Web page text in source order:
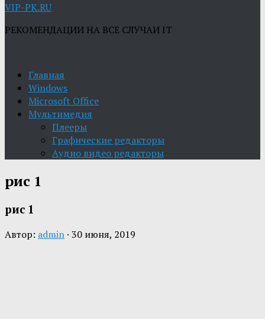
VIP-PK.RU
РЕКОМЕНДАЦИИ НА ВСЕ СЛУЧАИ IT
Главная
Windows
Microsoft Office
Мультимедия
Плееры
Графические редакторы
Aудио видео редакторы
рис 1
рис 1
Автор: admin · 30 июня, 2019